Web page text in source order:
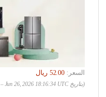
السعر:
‏52.00 ريال
(بتاريخ Jun 26, 2026 18:16:34 UTC –